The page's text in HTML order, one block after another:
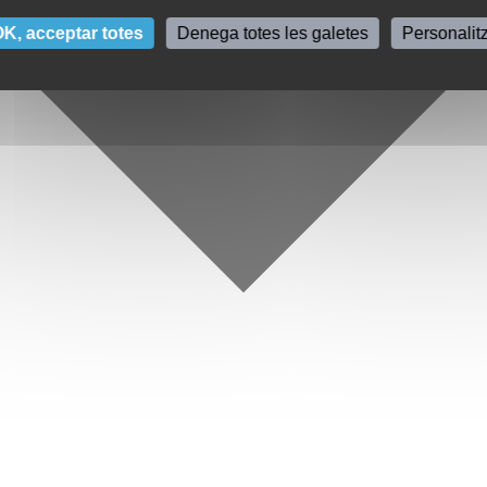
acceptar totes Denega totes les galetes